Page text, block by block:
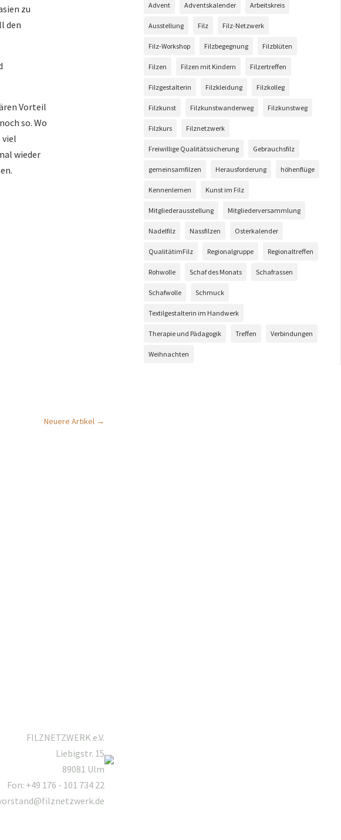
zu
den
Vorteil
so. Wo
wieder
Advent Adventskalender Arbeitskreis
Ausstellung Filz Filz-Netzwerk
Filz-Workshop Filzbegegnung Filzblüten
Filzen Filzen mit Kindern Filzertreffen
Filzgestalterin Filzkleidung Filzkolleg
Filzkunst Filzkunstwanderweg Filzkunstweg
Filzkurs Filznetzwerk
Freiwillige Qualitätssicherung Gebrauchsfilz
gemeinsamfilzen Herausforderung höhenflüge
Kennenlernen Kunst im Filz
Mitgliederausstellung Mitgliederversammlung
Nadelfilz Nassfilzen Osterkalender
QualitätimFilz Regionalgruppe Regionaltreffen
Rohwolle Schaf des Monats Schafrassen
Schafwolle Schmuck
Textilgestalterin im Handwerk
Therapie und Pädagogik Treffen Verbindungen
Weihnachten
Neuere Artikel→
FILZNETZWERK e.V.
Liebigstr. 15
89081 Ulm
Fon: +49 176 - 101 734 22